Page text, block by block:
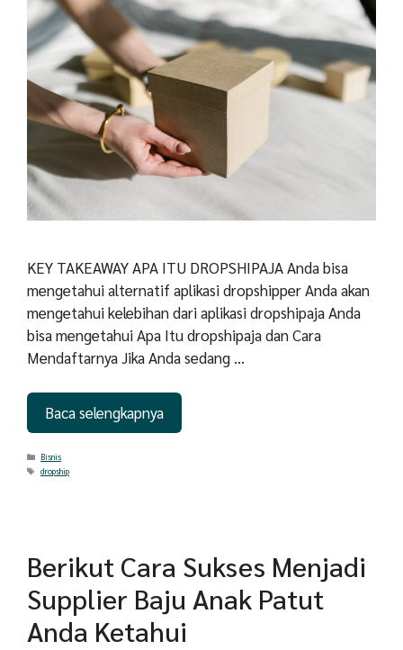
KEY TAKEAWAY APA ITU DROPSHIPAJA Anda bisa
mengetahui alternatif aplikasi dropshipper Anda akan
mengetahui kelebihan dari aplikasi dropshipaja Anda
bisa mengetahui Apa Itu dropshipaja dan Cara
Mendaftarnya Jika Anda sedang …
Baca selengkapnya
Categories
Bisnis
Tags
dropship
Berikut Cara Sukses Menjadi
Supplier Baju Anak Patut
Anda Ketahui